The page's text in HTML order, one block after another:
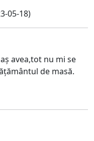
05-18)
avea,tot nu mi se
de masă.